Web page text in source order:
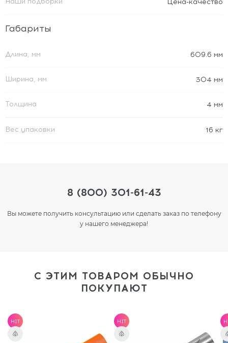
Цена-качество
Габариты
Длина, мм 609.6 мм
Ширина, мм 304 мм
Толщина 4 мм
Вес упаковки 16 кг
8 (800) 301-61-43
Вы можете получить консультацию или сделать заказ по телефону
у нашего менеджера!
С ЭТИМ ТОВАРОМ ОБЫЧНО
ПОКУПАЮТ
HIT HIT